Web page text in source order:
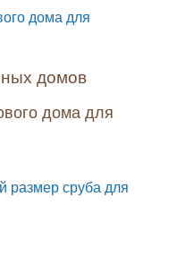
домов
дома для